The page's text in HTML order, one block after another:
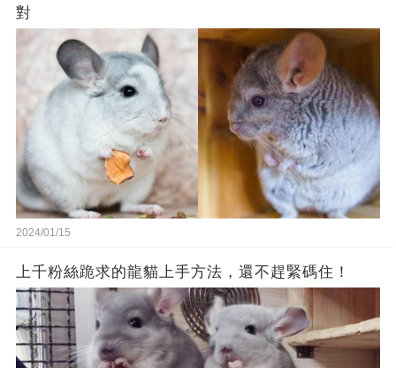
對
2024/01/15
上千粉絲跪求的龍貓上手方法，還不趕緊碼住！